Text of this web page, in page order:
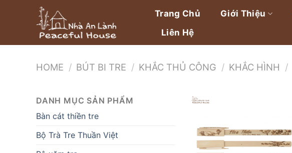
dung
Trang Chủ Giới Thiệu
Liên Hệ
HOME / BÚT BI TRE / KHẮC THỦ CÔNG / KHẮC HÌNH /
DANH MỤC SẢN PHẨM
Bàn cát thiền tre
Bộ Trà Tre Thuần Việt